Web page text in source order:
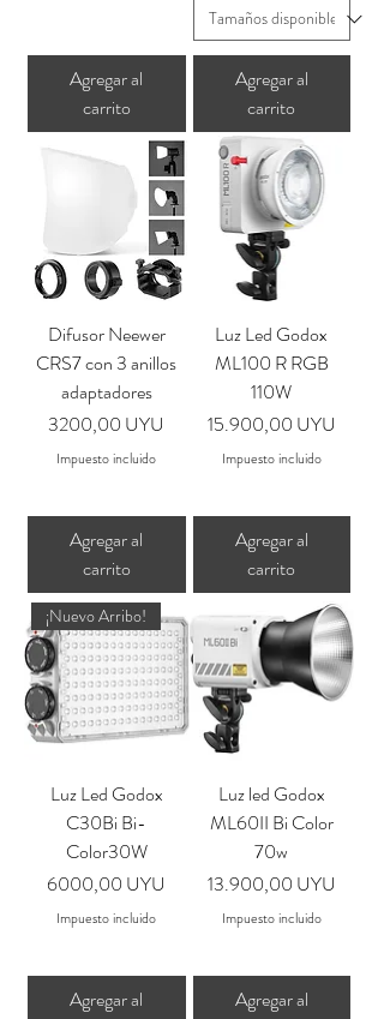
Agregar al
carrito
Agregar al
carrito
Difusor Neewer
CRS7 con 3 anillos
adaptadores
Precio
3200,00 UYU
Impuesto incluido
Agregar al
carrito
Luz Led Godox
ML100 R RGB
110W
Precio
15.900,00 UYU
Impuesto incluido
Agregar al
carrito
¡Nuevo Arribo!
Luz Led Godox
C30Bi Bi-
Color30W
Precio
6000,00 UYU
Impuesto incluido
Agregar al
Luz led Godox
ML60II Bi Color
70w
Precio
13.900,00 UYU
Impuesto incluido
Agregar al